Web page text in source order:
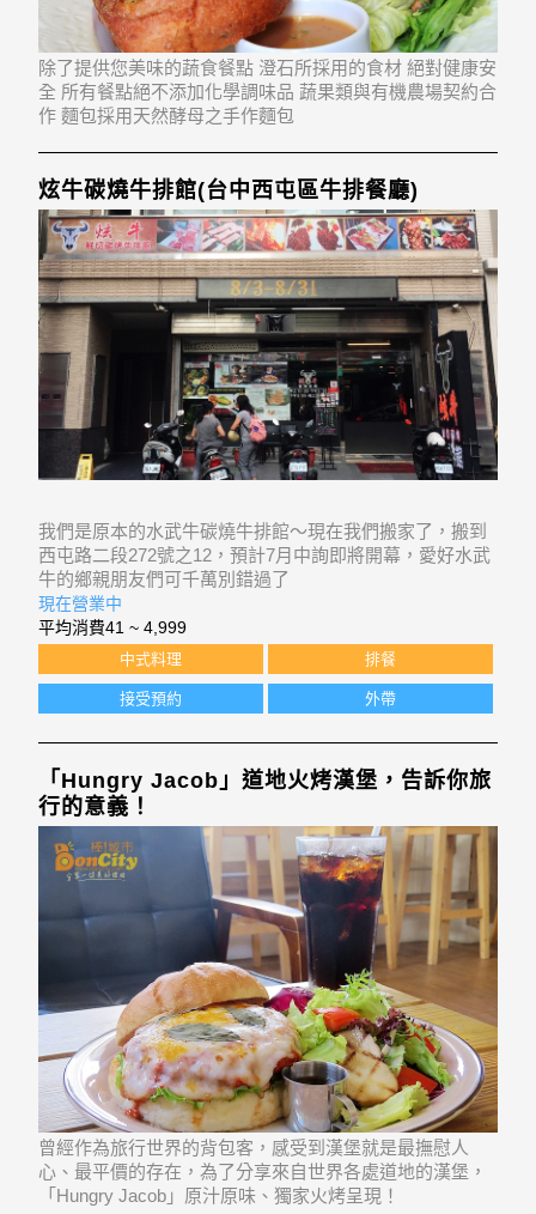
除了提供您美味的蔬食餐點 澄石所採用的食材 絕對健康安
全 所有餐點絕不添加化學調味品 蔬果類與有機農場契約合
作 麵包採用天然酵母之手作麵包
炫牛碳燒牛排館(台中西屯區牛排餐廳)
我們是原本的水武牛碳燒牛排館～現在我們搬家了，搬到
西屯路二段272號之12，預計7月中詢即將開幕，愛好水武
牛的鄉親朋友們可千萬別錯過了
現在營業中
平均消費41 ~ 4,999
中式料理 排餐
接受預約 外帶
「Hungry Jacob」道地火烤漢堡，告訴你旅
行的意義！
曾經作為旅行世界的背包客，感受到漢堡就是最撫慰人
心、最平價的存在，為了分享來自世界各處道地的漢堡，
「Hungry Jacob」原汁原味、獨家火烤呈現！